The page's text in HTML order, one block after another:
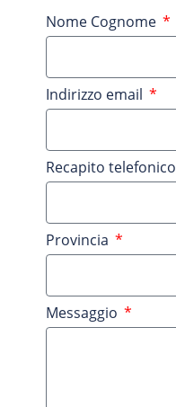
Nome Cognome
Indirizzo email
Recapito telefonico
Provincia
Messaggio